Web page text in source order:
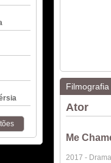
Filmografia
Ator
Me
2017 - Drama